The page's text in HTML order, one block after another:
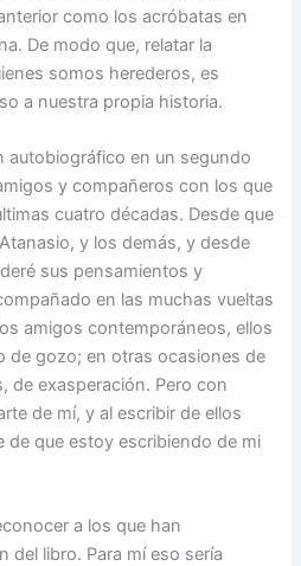
como los acróbatas en
De modo que, relatar la
somos herederos, es
a nuestra propia historia.
autobiográfico en un segundo
y compañeros con los que
cuatro décadas. Desde que
y los demás, y desde
sus pensamientos y
en las muchas vueltas
amigos contemporáneos, ellos
de gozo; en otras ocasiones de
de exasperación. Pero con
de mí, y al escribir de ellos
que estoy escribiendo de mi
a los que han
del libro. Para mí eso sería